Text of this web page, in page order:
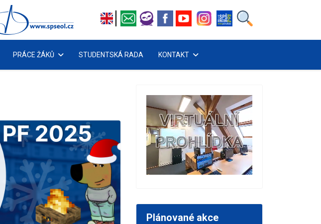
PRÁCE ŽÁKŮ STUDENTSKÁ RADA KONTAKT
Plánované akce